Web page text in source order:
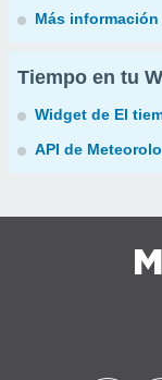
Más información
Tiempo en tu
Widget de El
API de